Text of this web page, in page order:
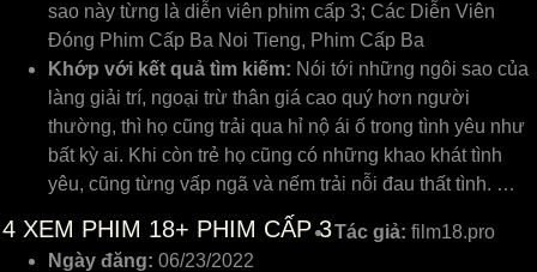
sao này từng là diễn viên phim cấp 3; Các Diễn Viên
Đóng Phim Cấp Ba Noi Tieng, Phim Cấp Ba
Khớp với kết quả tìm kiếm: Nói tới những ngôi sao của
làng giải trí, ngoại trừ thân giá cao quý hơn người
thường, thì họ cũng trải qua hỉ nộ ái ố trong tình yêu như
bất kỳ ai. Khi còn trẻ họ cũng có những khao khát tình
yêu, cũng từng vấp ngã và nếm trải nỗi đau thất tình. …
4 XEM PHIM 18+ PHIM CẤP 3Tác giả: film18.pro
Ngày đăng: 06/23/2022